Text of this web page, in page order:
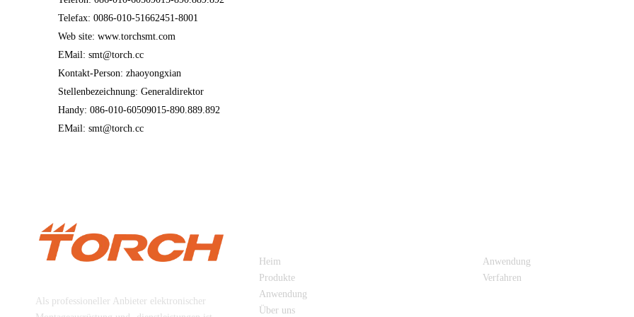
Telefax: 0086-010-51662451-8001
Web site: www.torchsmt.com
EMail: smt@torch.cc
Kontakt-Person: zhaoyongxian
Stellenbezeichnung: Generaldirektor
Handy: 086-010-60509015-890.889.892
EMail: smt@torch.cc
Als professioneller Anbieter elektronischer
Heim
Produkte
Anwendung
Über uns
Anwendung
Verfahren